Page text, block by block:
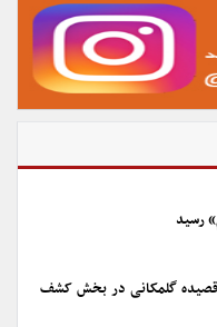
رسید
قصیده گلمکانی در بخش کشف